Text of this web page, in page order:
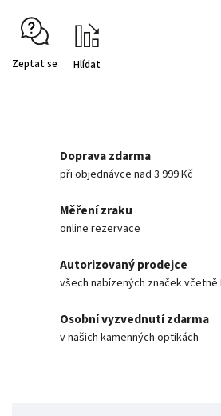
Zeptat se Hlídat
Doprava zdarma
při objednávce nad 3 999 Kč
Měření zraku
online rezervace
Autorizovaný prodejce
všech nabízených značek včetně
Osobní vyzvednutí zdarma
v našich kamenných optikách